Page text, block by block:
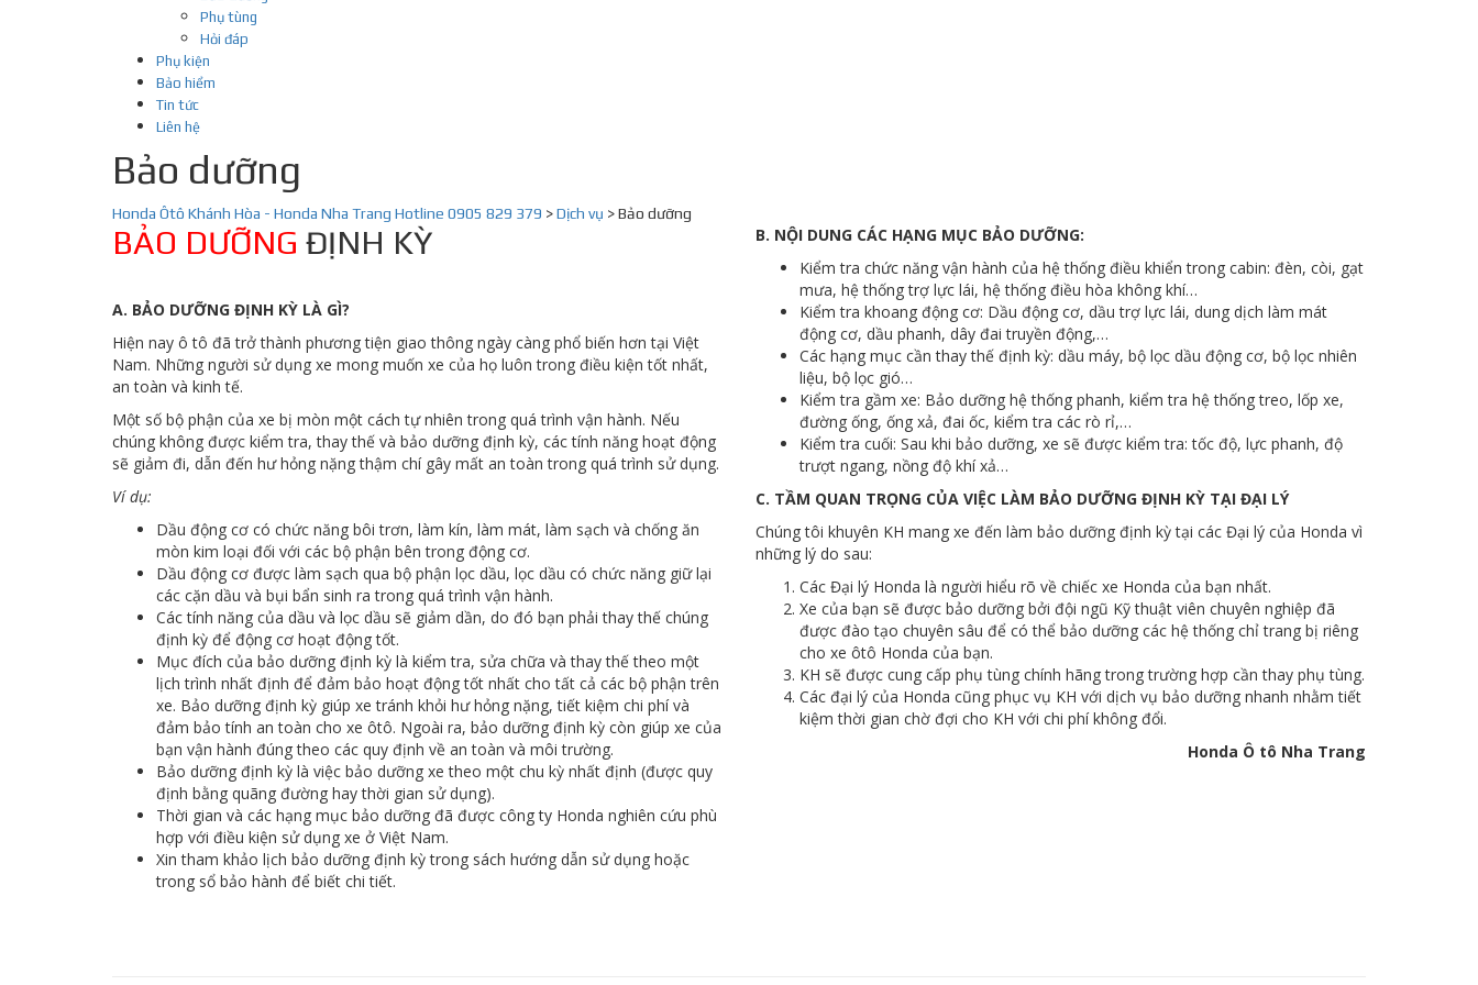
Phụ tùng
Hỏi đáp
Phụ kiện
Bảo hiểm
Tin tức
Liên hệ
Bảo dưỡng
Honda Ôtô Khánh Hòa - Honda Nha Trang Hotline 0905 829 379 >Dịch vụ >Bảo dưỡng
BẢO DƯỠNG ĐỊNH KỲ
A. BẢO DƯỠNG ĐỊNH KỲ LÀ GÌ?
Hiện nay ô tô đã trở thành phương tiện giao thông ngày càng phổ biến hơn tại Việt
Nam. Những người sử dụng xe mong muốn xe của họ luôn trong điều kiện tốt nhất,
an toàn và kinh tế.
Một số bộ phận của xe bị mòn một cách tự nhiên trong quá trình vận hành. Nếu
chúng không được kiểm tra, thay thế và bảo dưỡng định kỳ, các tính năng hoạt động
sẽ giảm đi, dẫn đến hư hỏng nặng thậm chí gây mất an toàn trong quá trình sử dụng.
Ví dụ:
Dầu động cơ có chức năng bôi trơn, làm kín, làm mát, làm sạch và chống ăn
mòn kim loại đối với các bộ phận bên trong động cơ.
Dầu động cơ được làm sạch qua bộ phận lọc dầu, lọc dầu có chức năng giữ lại
các cặn dầu và bụi bẩn sinh ra trong quá trình vận hành.
Các tính năng của dầu và lọc dầu sẽ giảm dần, do đó bạn phải thay thế chúng
định kỳ để động cơ hoạt động tốt.
Mục đích của bảo dưỡng định kỳ là kiểm tra, sửa chữa và thay thế theo một
lịch trình nhất định để đảm bảo hoạt động tốt nhất cho tất cả các bộ phận trên
xe. Bảo dưỡng định kỳ giúp xe tránh khỏi hư hỏng nặng, tiết kiệm chi phí và
đảm bảo tính an toàn cho xe ôtô. Ngoài ra, bảo dưỡng định kỳ còn giúp xe của
bạn vận hành đúng theo các quy định về an toàn và môi trường.
Bảo dưỡng định kỳ là việc bảo dưỡng xe theo một chu kỳ nhất định (được quy
định bằng quãng đường hay thời gian sử dụng).
Thời gian và các hạng mục bảo dưỡng đã được công ty Honda nghiên cứu phù
hợp với điều kiện sử dụng xe ở Việt Nam.
Xin tham khảo lịch bảo dưỡng định kỳ trong sách hướng dẫn sử dụng hoặc
trong sổ bảo hành để biết chi tiết.
B. NỘI DUNG CÁC HẠNG MỤC BẢO DƯỠNG:
Kiểm tra chức năng vận hành của hệ thống điều khiển trong cabin: đèn, còi, gạt
mưa, hệ thống trợ lực lái, hệ thống điều hòa không khí…
Kiểm tra khoang động cơ: Dầu động cơ, dầu trợ lực lái, dung dịch làm mát
động cơ, dầu phanh, dây đai truyền động,…
Các hạng mục cần thay thế định kỳ: dầu máy, bộ lọc dầu động cơ, bộ lọc nhiên
liệu, bộ lọc gió…
Kiểm tra gầm xe: Bảo dưỡng hệ thống phanh, kiểm tra hệ thống treo, lốp xe,
đường ống, ống xả, đai ốc, kiểm tra các rò rỉ,…
Kiểm tra cuối: Sau khi bảo dưỡng, xe sẽ được kiểm tra: tốc độ, lực phanh, độ
trượt ngang, nồng độ khí xả…
C. TẦM QUAN TRỌNG CỦA VIỆC LÀM BẢO DƯỠNG ĐỊNH KỲ TẠI ĐẠI LÝ
Chúng tôi khuyên KH mang xe đến làm bảo dưỡng định kỳ tại các Đại lý của Honda vì
những lý do sau:
Các Đại lý Honda là người hiểu rõ về chiếc xe Honda của bạn nhất.
Xe của bạn sẽ được bảo dưỡng bởi đội ngũ Kỹ thuật viên chuyên nghiệp đã
được đào tạo chuyên sâu để có thể bảo dưỡng các hệ thống chỉ trang bị riêng
cho xe ôtô Honda của bạn.
KH sẽ được cung cấp phụ tùng chính hãng trong trường hợp cần thay phụ tùng.
Các đại lý của Honda cũng phục vụ KH với dịch vụ bảo dưỡng nhanh nhằm tiết
kiệm thời gian chờ đợi cho KH với chi phí không đổi.
Honda Ô tô Nha Trang